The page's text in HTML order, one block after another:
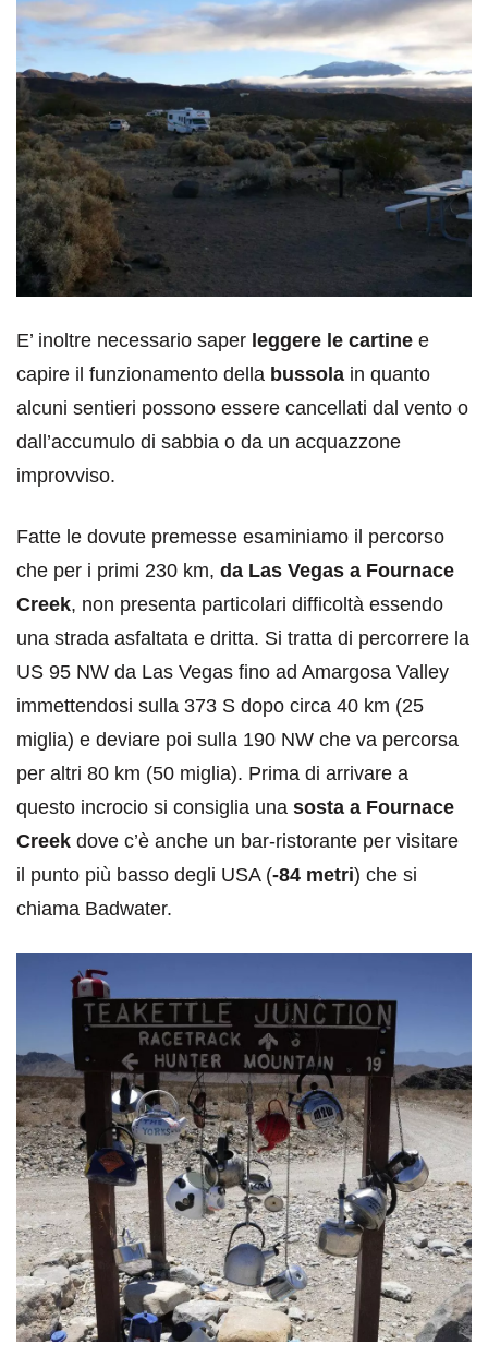
E’ inoltre necessario saper leggere le cartine e
capire il funzionamento della bussola in quanto
alcuni sentieri possono essere cancellati dal vento o
dall’accumulo di sabbia o da un acquazzone
improvviso.
Fatte le dovute premesse esaminiamo il percorso
che per i primi 230 km, da Las Vegas a Fournace
Creek, non presenta particolari difficoltà essendo
una strada asfaltata e dritta. Si tratta di percorrere la
US 95 NW da Las Vegas fino ad Amargosa Valley
immettendosi sulla 373 S dopo circa 40 km (25
miglia) e deviare poi sulla 190 NW che va percorsa
per altri 80 km (50 miglia). Prima di arrivare a
questo incrocio si consiglia una sosta a Fournace
Creek dove c’è anche un bar-ristorante per visitare
il punto più basso degli USA (-84 metri) che si
chiama Badwater.